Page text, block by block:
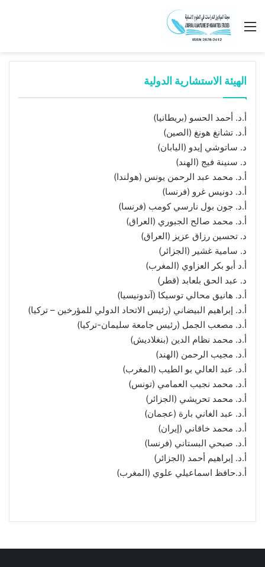
القائمة
الهيئة الاستشارية الدولية
أ.د. أحمد الحسو (بريطانيا)
أ.د. تشانغ هونغ (الصين)
د. ساتوشي إيدو (اليابان)
د. سنينة فيج (الهند)
أ.د. محمد عبد الرحمن يونس (هولندا)
أ.د. دونيس غرو (فرنسا)
أ.د. جون بول نارسي كومب (فرنسا)
أ.د. محمد صالح الجبوري (العراق)
د. تحسين رزاق عزيز (العراق)
د. سامية غشير (الجزائر)
أ.د أبو بكر العزاوي (المغرب)
د. عبد الحق بلعابد (قطر)
أ.د. هانيق محالي توسيكا (آندونيسيا)
أ.د. إبراهيم البيضاني (رئيس الاتحاد الدولي للمؤرخين – تركيا)
أ.د. مصعب الجمل (رئيس جامعة سليمان-تركيا)
أ.د. محمد نظام الدين (بنغلاديش)
أ.د. مجيب الرحمن (الهند)
أ.د. عبد العالي بو الطيب (المغرب)
أ.د. محمد نجيب العمامي (تونس)
أ.د. محمد تحريشي (الجزائر)
أ.د. عبد الغاني بارة (عجمان)
أ.د. محمد خاقاني (إيران)
أ.د. صبحي البستاني (فرنسا)
أ.د. إبراهيم أحمد (الجزائر)
أ.د.حافظ اسماعيلي علوي (المغرب)